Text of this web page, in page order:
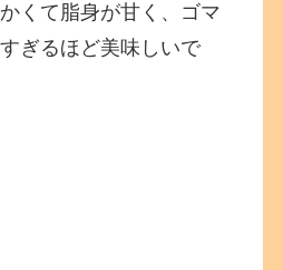
くて脂身が甘く、ゴマ
ぎるほど美味しいで